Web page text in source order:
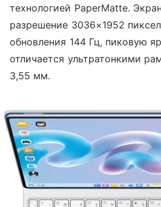
технологией PaperMatte.
разрешение 3036×1952
обновления 144 Гц, пиковую
отличается ультратонкими
3,55 мм.